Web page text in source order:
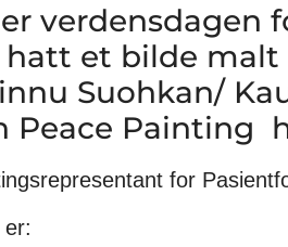
er
et bilde malt
Suohkan/
Peace Painting
for